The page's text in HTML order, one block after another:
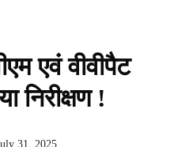
एवं वीवीपैट
निरीक्षण !
31, 2025